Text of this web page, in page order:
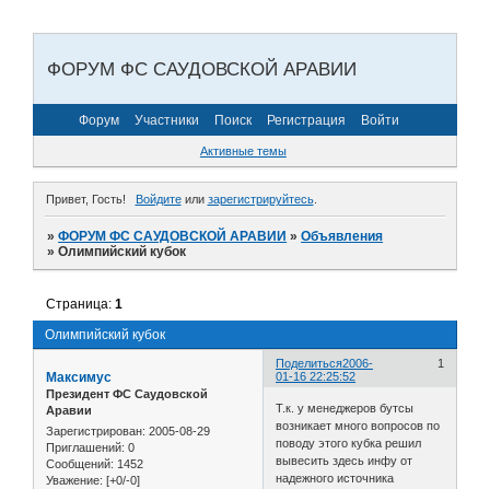
ФОРУМ ФС САУДОВСКОЙ АРАВИИ
Форум Участники Поиск Регистрация Войти
Активные темы
Привет, Гость! Войдитеили зарегистрируйтесь.
»ФОРУМ ФС САУДОВСКОЙ АРАВИИ »Объявления
»Олимпийский кубок
Олимпийский кубок
Страница:1
Поделиться 1
2006-
01-16 22:25:52
Максимус
Президент ФС Саудовской
Аравии
Зарегистрирован: 2005-08-29
Приглашений: 0
Сообщений: 1452
Уважение: [+0/-0]
Т.к. у менеджеров бутсы
возникает много вопросов по
поводу этого кубка решил
вывесить здесь инфу от
надежного источника